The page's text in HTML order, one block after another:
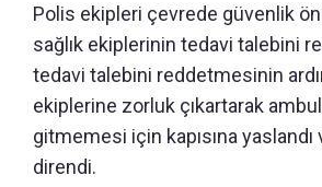
Polis ekipleri çevrede güvenlik
sağlık ekiplerinin tedavi talebini
tedavi talebini reddetmesinin
ekiplerine zorluk çıkartarak
gitmemesi için kapısına
direndi.